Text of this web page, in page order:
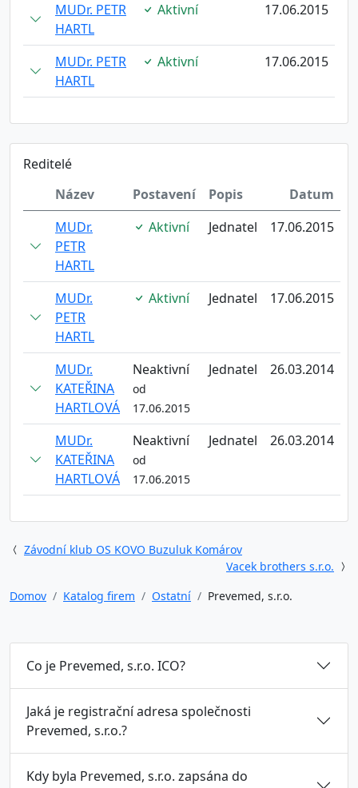
MUDr. PETR
HARTL
Aktivní 17.06.2015
MUDr. PETR
HARTL
Aktivní 17.06.2015
Reditelé
Název
Postavení Popis
Datum
MUDr.
PETR
HARTL
Aktivní Jednatel 17.06.2015
MUDr.
PETR
HARTL
Aktivní Jednatel 17.06.2015
MUDr.
KATEŘINA
HARTLOVÁ
Neaktivní
od
17.06.2015
Jednatel 26.03.2014
MUDr.
KATEŘINA
HARTLOVÁ
Neaktivní
od
17.06.2015
Jednatel 26.03.2014
Závodní klub OS KOVO Buzuluk Komárov
Vacek brothers s.r.o.
Domov
Katalog firem Ostatní Prevemed, s.r.o.
Co je Prevemed, s.r.o. ICO?
Jaká je registrační adresa společnosti
Prevemed, s.r.o.?
Kdy byla Prevemed, s.r.o. zapsána do